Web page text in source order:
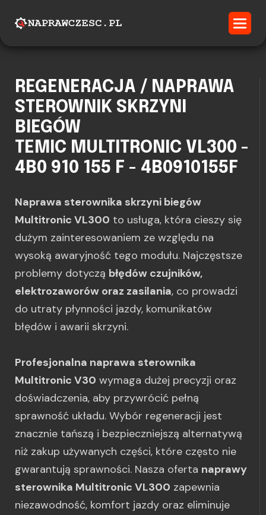
REGENERACJA / NAPRAWA
STEROWNIK SKRZYNI
BIEGÓW
TEMIC MULTITRONIC VL300 -
4B0 910 155 F - 4B0910155F
Naprawa sterownika skrzyni biegów
Multitronic VL300 to usługa, która cieszy się
dużym zainteresowaniem ze względu na
wysoką awaryjność tego modułu. Najczęstsze
problemy dotyczą błędów czujników,
elektrozaworów oraz zasilania, co prowadzi
do utraty płynności jazdy, komunikatów
błędów i awarii skrzyni.
Profesjonalna naprawa sterownika
Multitronic V30 wymaga dużej precyzji oraz
doświadczenia, aby przywrócić pełną
sprawność układu. Wybór regeneracji jest
znacznie tańszą i bezpieczniejszą alternatywą
niż zakup używanych części, które często nie
gwarantują sprawności. Nasza oferta naprawy
sterownika Multitronic VL300 zapewnia
niezawodność, komfort jazdy oraz eliminuje